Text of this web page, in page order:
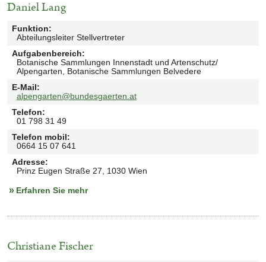
Daniel Lang
Funktion:
Abteilungsleiter Stellvertreter
Aufgabenbereich:
Botanische Sammlungen Innenstadt und Artenschutz/
Alpengarten, Botanische Sammlungen Belvedere
E-Mail:
alpengarten@bundesgaerten.at
Telefon:
01 798 31 49
Telefon mobil:
0664 15 07 641
Adresse:
Prinz Eugen Straße 27, 1030 Wien
Erfahren Sie mehr
Christiane Fischer